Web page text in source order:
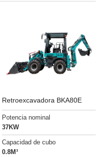
Retroexcavadora BKA80E
Potencia nominal
37KW
Capacidad de cubo
0.8M³